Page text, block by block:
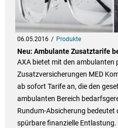
06.05.2016 Produkte
Neu: Ambulante Zusatztarife
AXA bietet mit den ambulanten
Zusatzversicherungen MED
ab sofort Tarife an, die den
ambulanten Bereich
Rundum-Absicherung bedeutet
spürbare finanzielle Entlastung.